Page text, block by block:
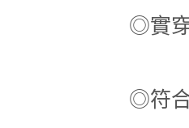
◎實
◎符